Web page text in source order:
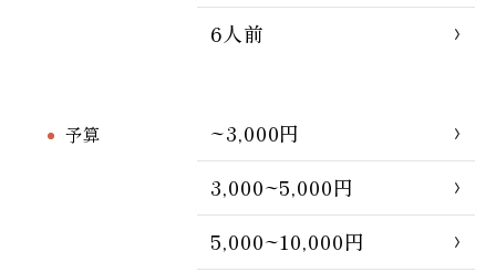
6人前
予算
~3,000円
3,000~5,000円
5,000~10,000円